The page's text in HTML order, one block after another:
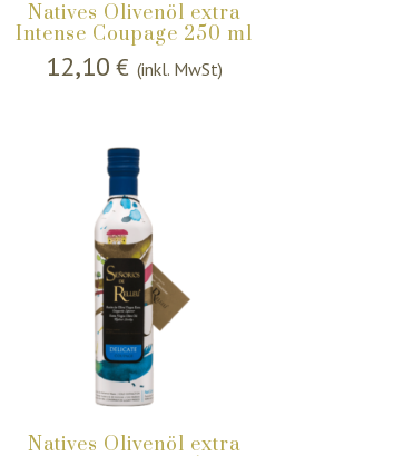
Natives Olivenöl extra
Intense Coupage 250 ml
12,10 € (inkl. MwSt)
Natives Olivenöl extra